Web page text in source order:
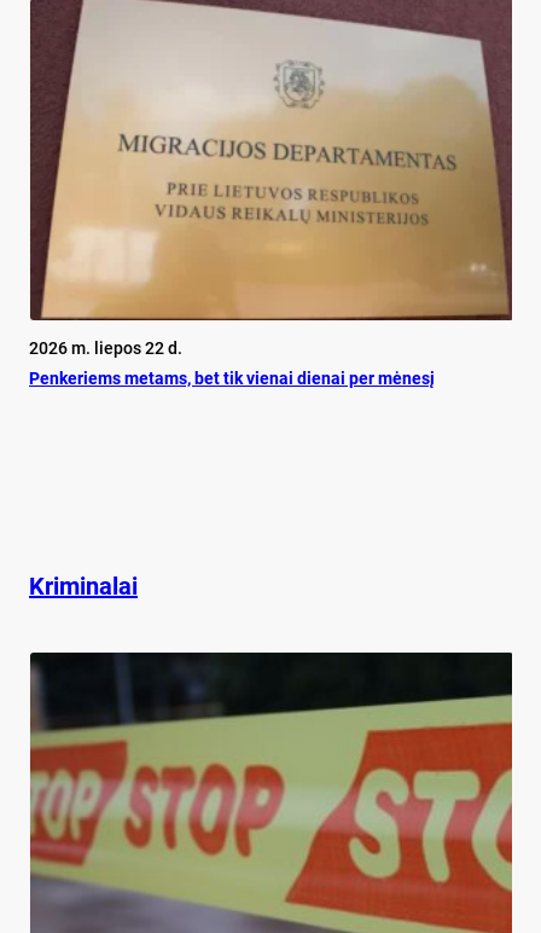
2026 m. liepos 22 d.
Pen­ke­riems me­tams, bet tik vie­nai die­nai per mė­ne­sį
Kriminalai